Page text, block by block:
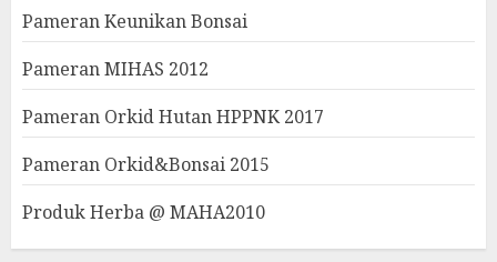
Pameran Keunikan Bonsai
Pameran MIHAS 2012
Pameran Orkid Hutan HPPNK 2017
Pameran Orkid&Bonsai 2015
Produk Herba @ MAHA2010